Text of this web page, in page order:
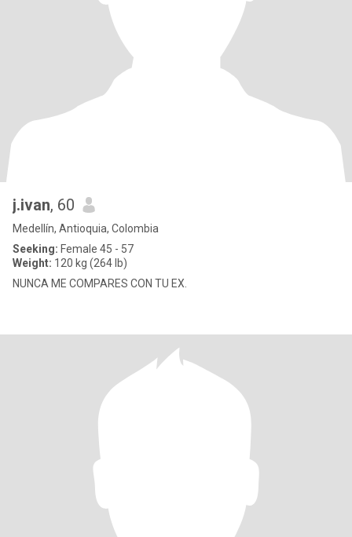
j.ivan, 60
Medellín, Antioquia, Colombia
Seeking: Female 45 - 57
Weight: 120 kg (264 lb)
NUNCA ME COMPARES CON TU EX.